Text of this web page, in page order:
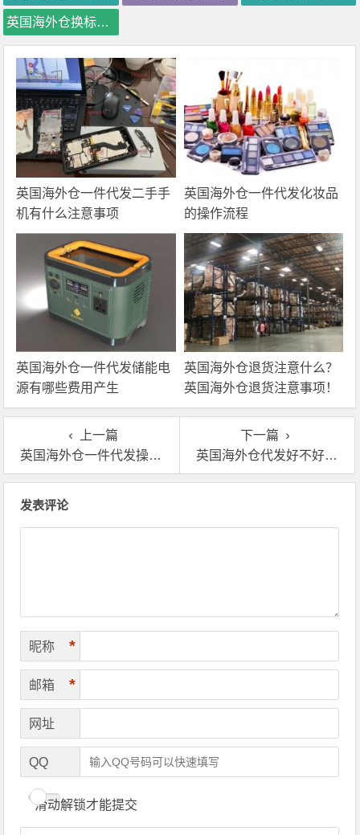
英国海外仓换标价格
英国海外仓一件代发二手手
机有什么注意事项
英国海外仓一件代发化妆品
的操作流程
英国海外仓一件代发储能电
源有哪些费用产生
英国海外仓退货注意什么？
英国海外仓退货注意事项！
上一篇
英国海外仓一件代发操作流程与优势在哪里
下一篇
英国海外仓代发好不好？GBA英国海外仓怎么样？
发表评论
昵称 *
邮箱 *
网址
QQ
滑动解锁才能提交